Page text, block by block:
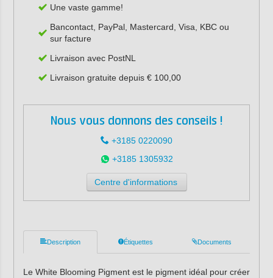
Une vaste gamme!
Bancontact, PayPal, Mastercard, Visa, KBC ou
sur facture
Livraison avec PostNL
Livraison gratuite depuis € 100,00
Nous vous donnons des conseils !
+3185 0220090
+3185 1305932
Centre d'informations
Description Étiquettes Documents
Le White Blooming Pigment est le pigment idéal pour créer